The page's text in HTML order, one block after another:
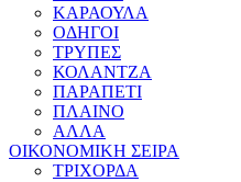
ΚΑΡΑΟΥΛΑ
ΟΔΗΓΟΙ
ΤΡΥΠΕΣ
ΚΟΛΑΝΤΖΑ
ΠΑΡΑΠΕΤΙ
ΠΛΑΙΝΟ
ΑΛΛΑ
ΟΙΚΟΝΟΜΙΚΗ ΣΕΙΡΑ
ΤΡΙΧΟΡΔΑ